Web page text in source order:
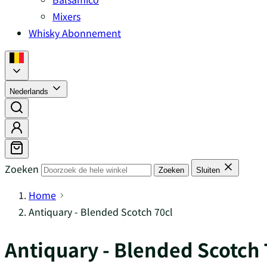
Mixers
Whisky Abonnement
Nederlands
Zoeken Zoeken Sluiten
Home
Antiquary - Blended Scotch 70cl
Antiquary - Blended Scotch